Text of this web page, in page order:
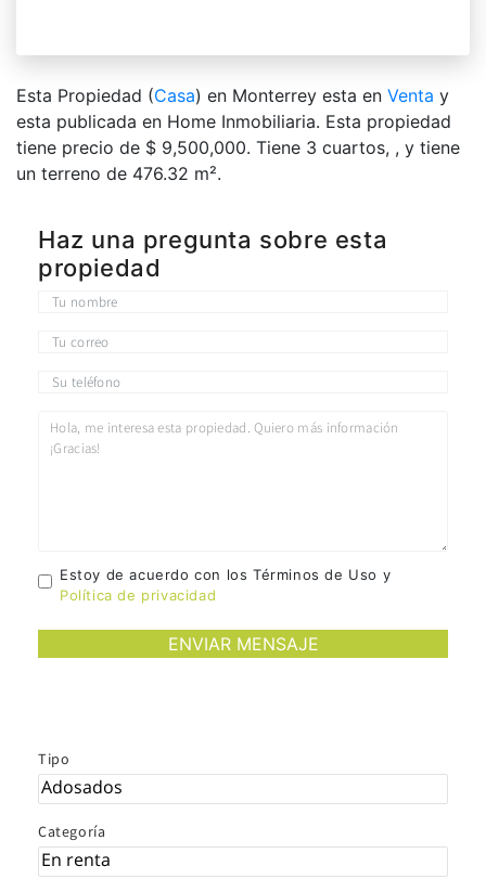
Esta Propiedad (Casa) en Monterrey esta en Venta y
esta publicada en Home Inmobiliaria. Esta propiedad
tiene precio de $ 9,500,000. Tiene 3 сuartos, , y tiene
un terreno de 476.32 m².
Haz una pregunta sobre esta
propiedad
Estoy de acuerdo con los Términos de Uso y
Política de privacidad
Tipo
Categoría